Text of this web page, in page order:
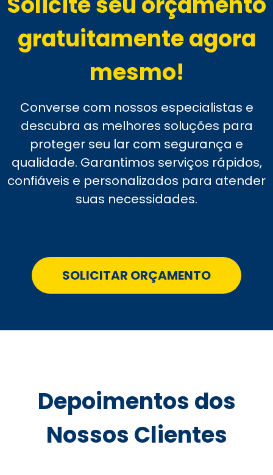
gratuitamente agora
mesmo!
Converse com nossos especialistas e
descubra as melhores soluções para
proteger seu lar com segurança e
qualidade. Garantimos serviços rápidos,
confiáveis e personalizados para atender
suas necessidades.
SOLICITAR ORÇAMENTO
Depoimentos dos
Nossos Clientes